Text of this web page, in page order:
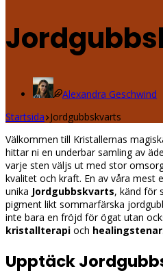
Alexandra Geschwind
Startsida Jordgubbskvarts
Välkommen till Kristallernas
hittar ni en underbar samling av
varje sten väljs ut med stor
kvalitet och kraft. En av våra mest
unika Jordgubbskvarts, känd för
pigment likt sommarfärska
inte bara en fröjd för ögat utan
kristallterapi och healingstenar
Upptäck